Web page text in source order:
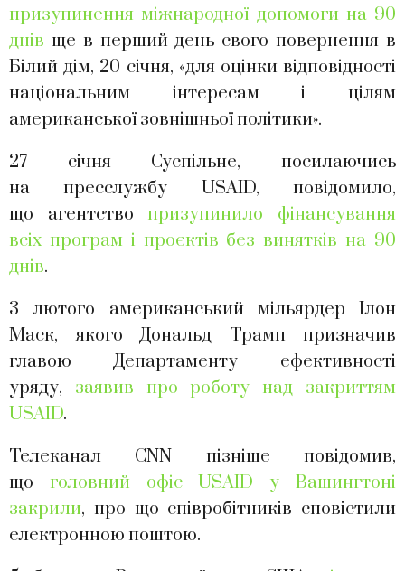
призупинення міжнародної допомоги на 90
днів ще в перший день свого повернення в
Білий дім, 20 січня, «для оцінки відповідності
національним інтересам і цілям
американської зовнішньої політики».
27 січня Суспільне, посилаючись
на пресслужбу USAID, повідомило,
що агентство призупинило фінансування
всіх програм і проєктів без винятків на 90
днів.
3 лютого американський мільярдер Ілон
Маск, якого Дональд Трамп призначив
главою Департаменту ефективності
уряду, заявив про роботу над закриттям
USAID.
Телеканал CNN пізніше повідомив,
що головний офіс USAID у Вашингтоні
закрили, про що співробітників сповістили
електронною поштою.